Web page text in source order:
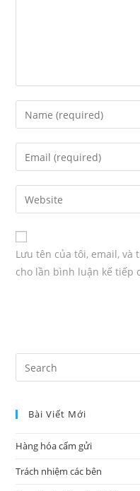
Lưu tên của tôi, email,
cho lần bình luận kế tiếp
Bài Viết Mới
Hàng hóa cấm gửi
Trách nhiệm các bên